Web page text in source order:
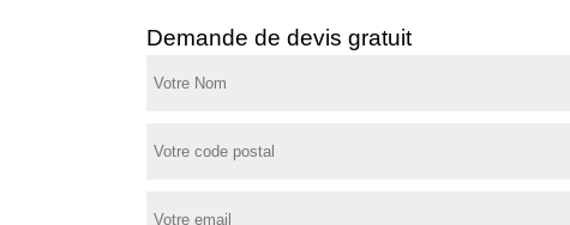
Demande de devis gratuit